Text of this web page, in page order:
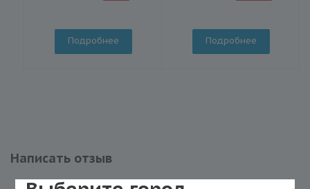
Подробнее Подробнее
Написать отзыв